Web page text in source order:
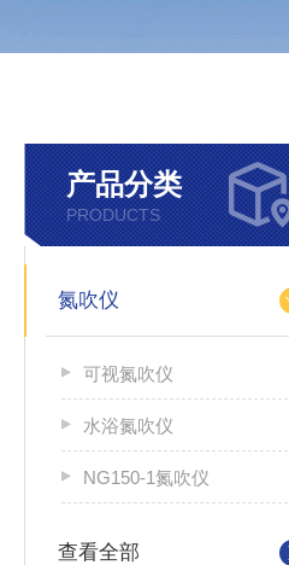
产品分类
PRODUCTS
氮吹仪
可视氮吹仪
水浴氮吹仪
NG150-1氮吹仪
查看全部